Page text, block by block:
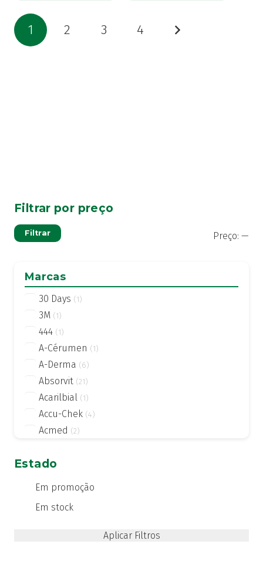
Paginação
dos
1 2 3 4
Filtrar por preço
Filtrar Preço: —
Marcas
30 Days (1)
3M (1)
444 (1)
A-Cérumen (1)
A-Derma (6)
Absorvit (21)
Acarilbial (1)
Accu-Chek (4)
Acmed (2)
Actius
Actreen
Actronadol
Estado
Em promoção
Em stock